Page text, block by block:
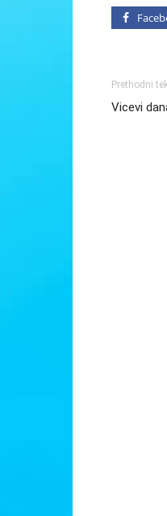
Prethodni
Vicevi